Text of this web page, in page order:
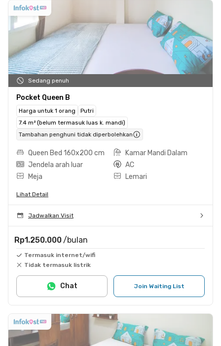
Sedang penuh
Pocket Queen B
Harga untuk 1 orang
Putri
7.4 m² (belum termasuk luas k. mandi)
Tambahan penghuni tidak diperbolehkan
Queen Bed 160x200 cm
Kamar Mandi Dalam
Jendela arah luar
AC
Meja
Lemari
Lihat Detail
Jadwalkan Visit
Rp1.250.000 /bulan
Termasuk internet/wifi
Tidak termasuk listrik
Join Waiting List
Chat